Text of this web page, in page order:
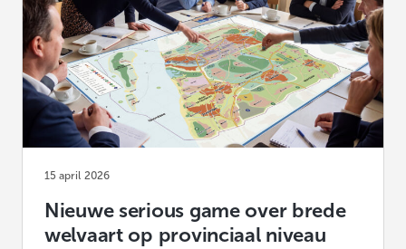
15 april 2026
Nieuwe serious game over brede
welvaart op provinciaal niveau